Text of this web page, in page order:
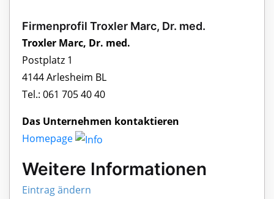
Firmenprofil Troxler Marc, Dr. med.
Troxler Marc, Dr. med.
Postplatz 1
4144 Arlesheim BL
Tel.: 061 705 40 40
Das Unternehmen kontaktieren
Homepage
Weitere Informationen
Eintrag ändern